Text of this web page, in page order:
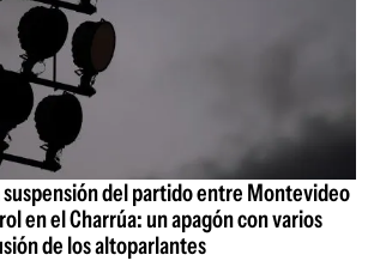
suspensión del partido entre Montevideo
en el Charrúa: un apagón con varios
de los altoparlantes